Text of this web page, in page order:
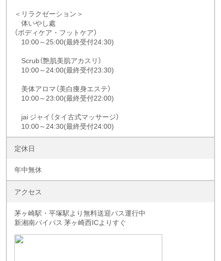
＜リラクゼーション＞
体いやし處
（ボディケア・フットケア）
10:00～25:00(最終受付24:30)
Scrub（艶肌美肌アカスリ）
10:00～24:00(最終受付23:30)
美体アロマ（美白痩身エステ）
10:00～23:00(最終受付22:00)
jai ジャイ（タイ古式マッサージ）
10:00～24:30(最終受付24:00)
定休日
年中無休
アクセス
茅ヶ崎駅・平塚駅より無料送迎バス運行中
新湘南バイパス 茅ヶ崎西ICよりすぐ